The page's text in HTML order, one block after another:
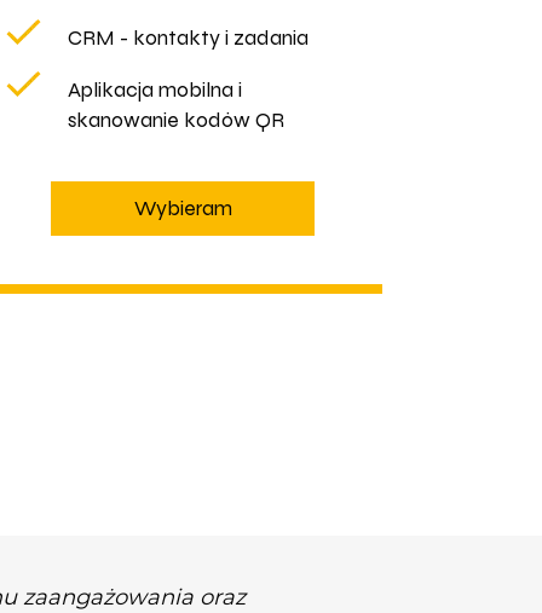
CRM - kontakty i zadania
Aplikacja mobilna i
skanowanie kodów QR
Wybieram
zaangażowania oraz